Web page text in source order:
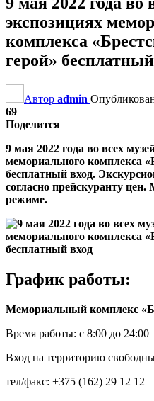
экспозициях
комплекса
герой»
Автор admin
69
Поделится
9 мая 2022 года во всех
мемориального комплекса
бесплатный вход.
согласно прейскуранту
режиме.
График работы:
Мемориальный комплекс
Время работы: с 8:00 до 24:00
Вход на территорию
тел/факс: +375 (162) 29 12 12